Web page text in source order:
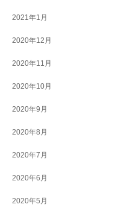
2021年1月
2020年12月
2020年11月
2020年10月
2020年9月
2020年8月
2020年7月
2020年6月
2020年5月